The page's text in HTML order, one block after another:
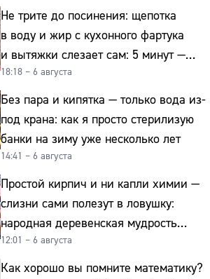
Не трите до посинения: щепотка
в воду и жир с кухонного фартука
и вытяжки слезает сам: 5 минут —
и сверкает как новая
18:18 – 6 августа
Без пара и кипятка — только вода из-
под крана: как я просто стерилизую
банки на зиму уже несколько лет
14:41 – 6 августа
Простой кирпич и ни капли химии —
слизни сами полезут в ловушку:
народная деревенская мудрость
реально работает
12:01 – 6 августа
Как хорошо вы помните математику?